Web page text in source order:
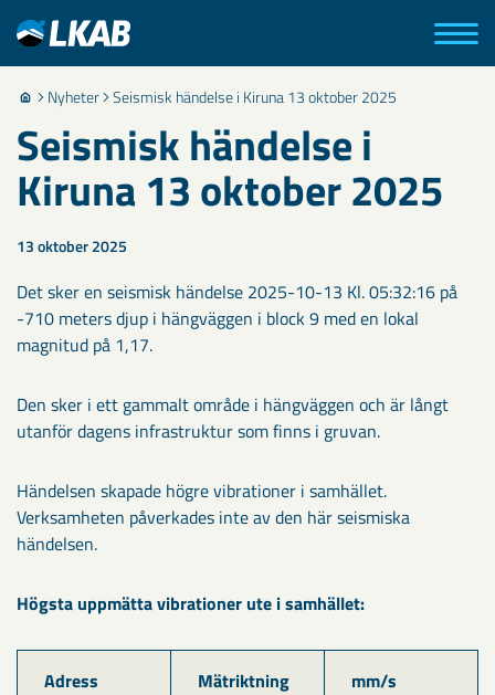
Nyheter Seismisk händelse i Kiruna 13 oktober 2025
Seismisk händelse i
Kiruna 13 oktober 2025
13 oktober 2025
Det sker en seismisk händelse 2025-10-13 Kl. 05:32:16 på
-710 meters djup i hängväggen i block 9 med en lokal
magnitud på 1,17.
Den sker i ett gammalt område i hängväggen och är långt
utanför dagens infrastruktur som finns i gruvan.
Händelsen skapade högre vibrationer i samhället.
Verksamheten påverkades inte av den här seismiska
händelsen.
Högsta uppmätta vibrationer ute i samhället:
Adress Mätriktning mm/s